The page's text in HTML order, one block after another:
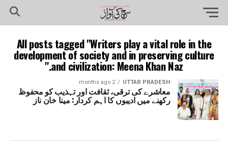
All posts tagged "Writers play a vital role in the
development of society and in preserving culture
and civilization: Meena Khan Naz."
UTTAR PRADESH
2 months ago
معاشرے کی ترقی، ثقافت اور تہذیب کو محفوظ
رکھنے میں ادیبوں کا اہم کردار: مینا خان ناز